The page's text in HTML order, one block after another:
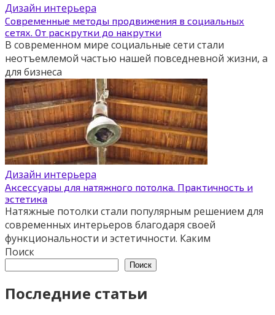
Дизайн интерьера
Современные методы продвижения в социальных
сетях. От раскрутки до накрутки
В современном мире социальные сети стали
неотъемлемой частью нашей повседневной жизни, а
для бизнеса
Дизайн интерьера
Аксессуары для натяжного потолка. Практичность и
эстетика
Натяжные потолки стали популярным решением для
современных интерьеров благодаря своей
функциональности и эстетичности. Каким
Поиск
Поиск
Последние статьи